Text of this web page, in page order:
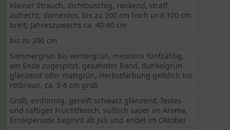
Kleiner Strauch, dichtbuschig, rankend, straff
aufrecht, dornenlos, bis zu 200 cm hoch und 100 cm
breit; Jahreszuwachs ca. 40-60 cm
bis zu 200 cm
Sommergrün bis wintergrün, meistens fünfzählig,
am Ende zugespitzt, gezahnter Rand, dunkelgrün
glänzend oder mattgrün, Herbstfärbung gelblich bis
rotbraun, ca. 5-6 cm groß
Groß, einförmig, gereift schwarz glänzend, festes
und saftiges Fruchtfleisch, süßlich sauer im Aroma,
Ernteperiode beginnt ab Juli und endet im Oktober